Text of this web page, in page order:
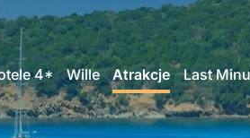
4* Wille Atrakcje Last